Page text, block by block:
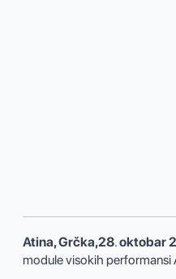
Atina, Grčka,28.oktobar
module visokih performansi